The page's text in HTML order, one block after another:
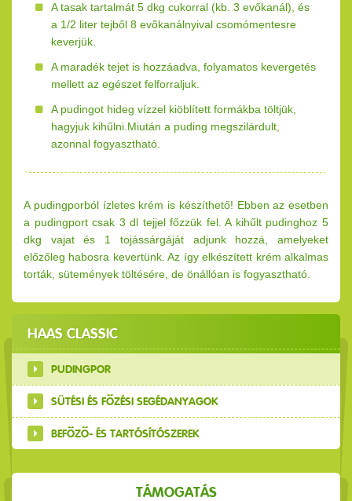
A tasak tartalmát 5 dkg cukorral (kb. 3 evőkanál), és
a 1/2 liter tejből 8 evõkanálnyival csomómentesre
keverjük.
A maradék tejet is hozzáadva, folyamatos kevergetés
mellett az egészet felforraljuk.
A pudingot hideg vízzel kiöblített formákba töltjük,
hagyjuk kihűlni.Miután a puding megszilárdult,
azonnal fogyasztható.
A pudingporból ízletes krém is készíthető! Ebben az esetben
a pudingport csak 3 dl tejjel főzzük fel. A kihűlt pudinghoz 5
dkg vajat és 1 tojássárgáját adjunk hozzá, amelyeket
előzőleg habosra kevertünk. Az így elkészített krém alkalmas
torták, sütemények töltésére, de önállóan is fogyasztható.
HAAS CLASSIC
PUDINGPOR
SÜTÉSI ÉS FŐZÉSI SEGÉDANYAGOK
BEFŐZŐ- ÉS TARTÓSÍTÓSZEREK
TÁMOGATÁS